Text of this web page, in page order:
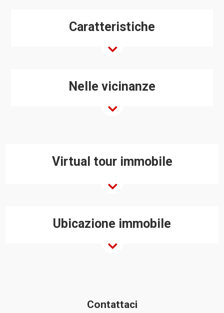
Caratteristiche
Nelle vicinanze
Virtual tour immobile
Ubicazione immobile
Contattaci